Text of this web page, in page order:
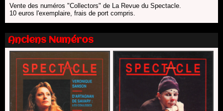
Les 10 lauréats du Fonds Grandes Formes Théâtre 2026
SACD
Nomination de Nathalie Garraud et Olivier Saccomano à la
direction du Théâtre de Gennevilliers - CDN
13/06/2026
Dispositif SACD Auteurs d'espaces : les lauréats 2026
18/03/2026
Vente des numéros "Collectors" de La Revue du Spectacle.
10 euros l'exemplaire, frais de port compris.
Anciens Numéros